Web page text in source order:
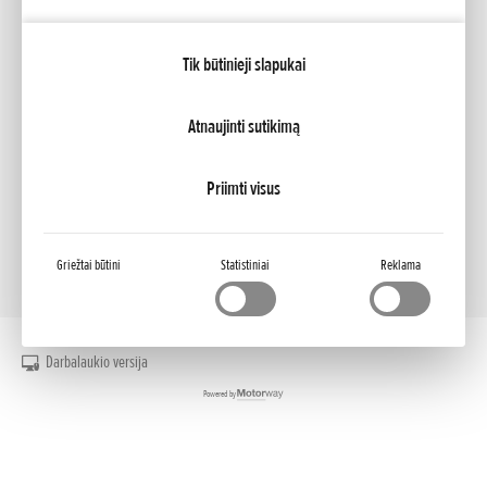
Tik būtinieji slapukai
Atnaujinti sutikimą
Priimti visus
Griežtai būtini Statistiniai Reklama
Darbalaukio versija
Powered by